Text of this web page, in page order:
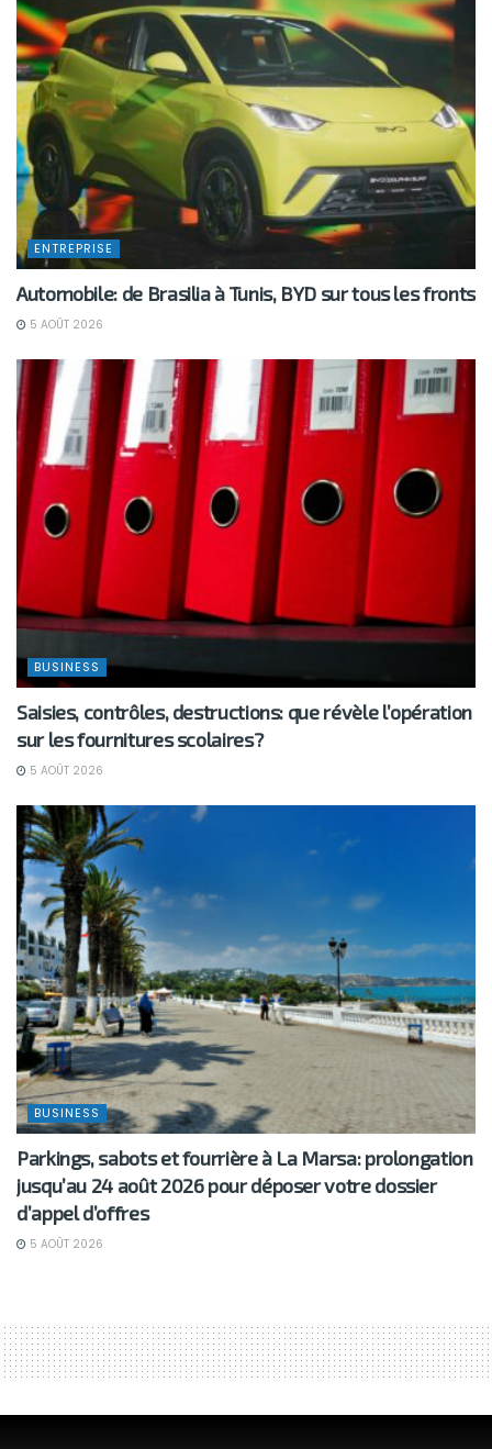
ENTREPRISE
Automobile: de Brasilia à Tunis, BYD sur tous les fronts
5 AOÛT 2026
BUSINESS
Saisies, contrôles, destructions: que révèle l’opération
sur les fournitures scolaires?
5 AOÛT 2026
BUSINESS
Parkings, sabots et fourrière à La Marsa: prolongation
jusqu’au 24 août 2026 pour déposer votre dossier
d’appel d’offres
5 AOÛT 2026